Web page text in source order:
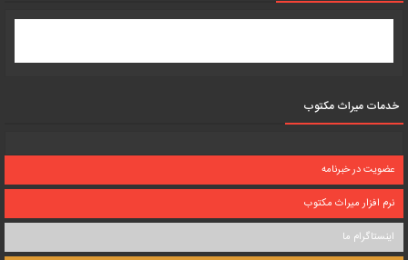
خدمات میراث مکتوب
عضویت در خبرنامه
نرم افزار میراث مکتوب
اینستاگرام ما